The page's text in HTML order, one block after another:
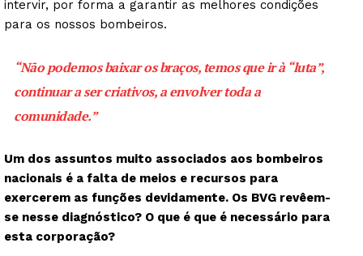
Guimarães, agora!
Institucional
Artigos
intervir, por forma a garantir as melhores condições
para os nossos bombeiros.
“Não podemos baixar os braços, temos que ir à “luta”,
continuar a ser criativos, a envolver toda a
comunidade.”
Um dos assuntos muito associados aos bombeiros
nacionais é a falta de meios e recursos para
exercerem as funções devidamente. Os BVG revêem-
se nesse diagnóstico? O que é que é necessário para
esta corporação?